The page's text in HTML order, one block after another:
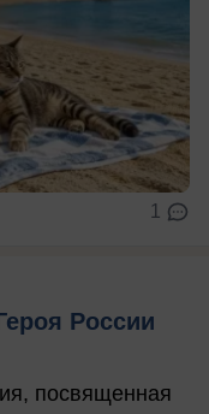
1
России
посвященная